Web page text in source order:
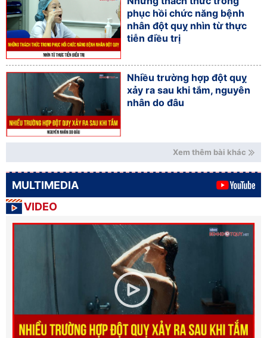
phục hồi chức năng bệnh
nhân đột quỵ nhìn từ thực
tiễn điều trị
Nhiều trường hợp đột quỵ
xảy ra sau khi tắm, nguyên
nhân do đâu
Xem thêm bài khác
MULTIMEDIA
VIDEO